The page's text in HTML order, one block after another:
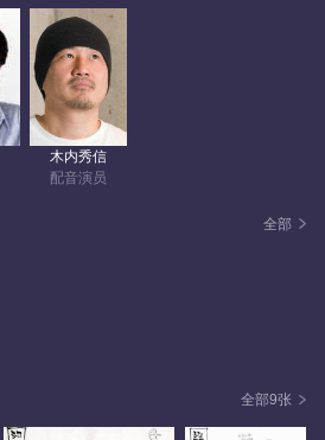
木内秀信
配音演员
全部
全部9张